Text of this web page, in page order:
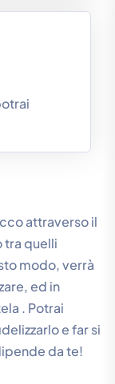
attraverso il
tra quelli
modo, verrà
ed in
. Potrai
e far si
da te!